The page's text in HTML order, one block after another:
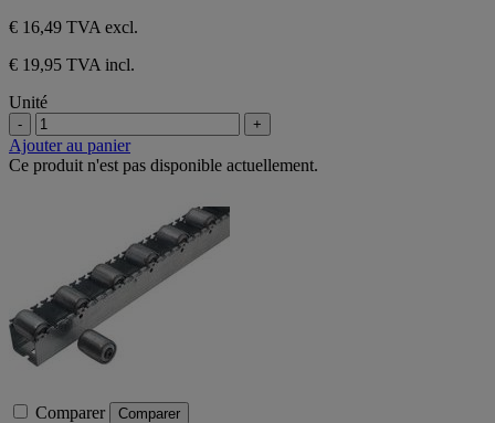
€ 16,49 TVA excl.
€ 19,95 TVA incl.
Unité
- +
Ajouter au panier
Ce produit n'est pas disponible actuellement.
Comparer Comparer